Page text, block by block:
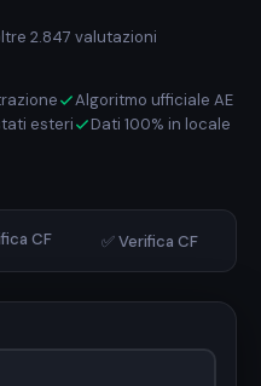
2.847 valutazioni
Algoritmo ufficiale AE
esteri Dati 100% in locale
CF ✅ Verifica CF